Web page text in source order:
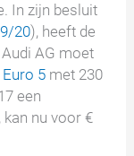
In zijn besluit
20), heeft de
AG moet
5 met 230
een
kan nu voor €